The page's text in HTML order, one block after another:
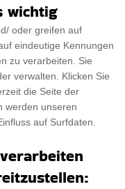
Rabatt von 30 %
eine
zu
fantastische
wichtig
oder greifen auf
eindeutige Kennungen
zu verarbeiten. Sie
verwalten. Klicken Sie
die Seite der
werden unseren
auf Surfdaten.